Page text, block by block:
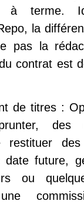
à terme.
la
pas la
contrat est
de titres :
restituer
future,
ou
une